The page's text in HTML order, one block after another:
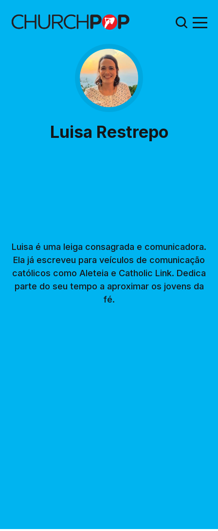
Luisa Restrepo
Luisa é uma leiga consagrada e comunicadora.
Ela já escreveu para veículos de comunicação
católicos como Aleteia e Catholic Link. Dedica
parte do seu tempo a aproximar os jovens da
fé.